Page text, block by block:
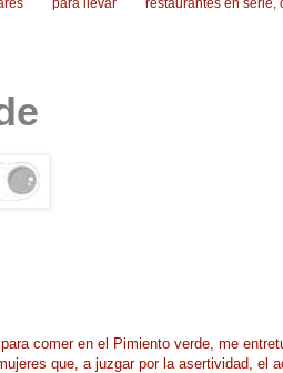
para llevar restaurantes en serie,
comer en el Pimiento verde, me
que, a juzgar por la asertividad, el